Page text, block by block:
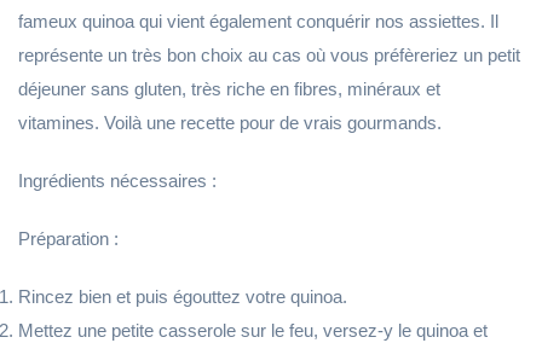
fameux quinoa qui vient également conquérir nos assiettes. Il
représente un très bon choix au cas où vous préfèreriez un petit
déjeuner sans gluten, très riche en fibres, minéraux et
vitamines. Voilà une recette pour de vrais gourmands.
Ingrédients nécessaires :
Préparation :
Rincez bien et puis égouttez votre quinoa.
Mettez une petite casserole sur le feu, versez-y le quinoa et